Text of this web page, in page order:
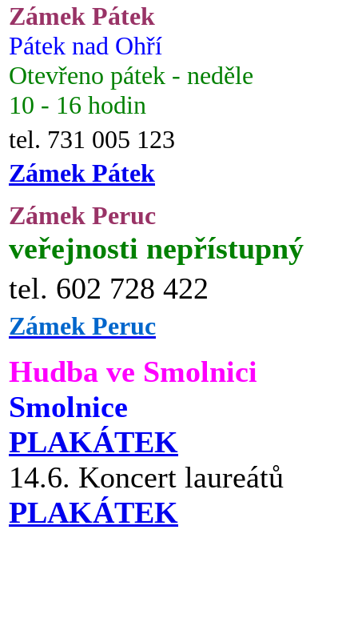
Zámek Pátek
Pátek nad Ohří
Otevřeno pátek - neděle
10 - 16 hodin
tel. 731 005 123
Zámek Pátek
Zámek Peruc
veřejnosti nepřístupný
tel. 602 728 422
Zámek Peruc
Hudba ve Smolnici
Smolnice
PLAKÁTEK
14.6. Koncert laureátů
PLAKÁTEK